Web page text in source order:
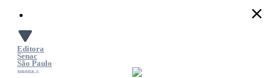
o
Conteúdo
Editora
Senac
São Paulo
SACOLA
MENU